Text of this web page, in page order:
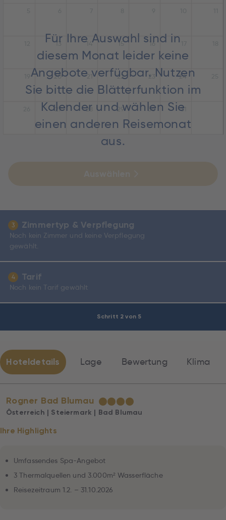
Schritt 2 von 5
Für Ihre Auswahl sind in
diesem Monat leider keine
Angebote verfügbar. Nutzen
Sie bitte die Blätterfunktion im
Kalender und wählen Sie
einen anderen Reisemonat
aus.
13 14 15 16
20 21 22 23 24
27 28 29 30 31
3 Zimmertyp & Verpflegung
Noch kein Zimmer und keine Verpflegung
gewählt.
4 Tarif
Noch kein Tarif gewählt
Hoteldetails Lage Bewertung Klima
Rogner Bad Blumau ★★★★
Österreich | Steiermark | Bad Blumau
Ihre Highlights
Umfassendes Spa-Angebot
3 Thermalquellen und 3.000m² Wasserfläche
Reisezeitraum 1.2. – 31.10.2026